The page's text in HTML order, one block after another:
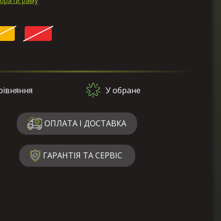
У обране
ОПЛАТА І ДОСТАВКА
ГАРАНТІЯ ТА СЕРВІС